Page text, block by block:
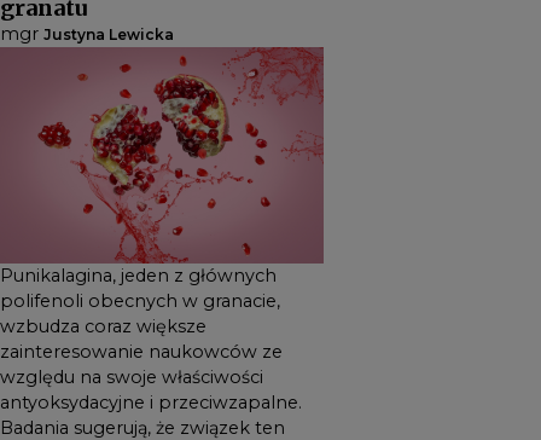
sugerują, że związek ten
może odgrywać istotną rolę
w ochronie organizmu przed
rozwojem chorób
przewlekłych, choć jego
działanie w dużej mierze
zależy od przemian
zachodzących z udziałem
mikrobioty jelitowej.
granatu
mgr Justyna Lewicka
Punikalagina, jeden z głównych
polifenoli obecnych w granacie,
wzbudza coraz większe
zainteresowanie naukowców ze
względu na swoje właściwości
antyoksydacyjne i przeciwzapalne.
Badania sugerują, że związek ten